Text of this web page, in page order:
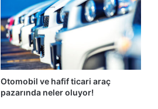
Otomobil ve hafif ticari araç
pazarında neler oluyor!